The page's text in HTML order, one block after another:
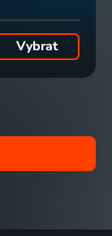
Vybrat